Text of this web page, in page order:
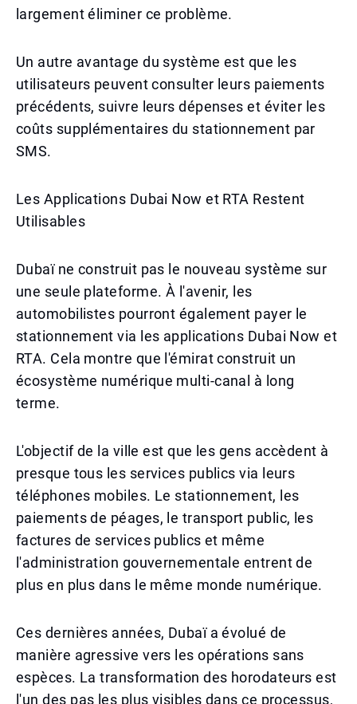
largement éliminer ce problème.
Un autre avantage du système est que les
utilisateurs peuvent consulter leurs paiements
précédents, suivre leurs dépenses et éviter les
coûts supplémentaires du stationnement par
SMS.
Les Applications Dubai Now et RTA Restent
Utilisables
Dubaï ne construit pas le nouveau système sur
une seule plateforme. À l'avenir, les
automobilistes pourront également payer le
stationnement via les applications Dubai Now et
RTA. Cela montre que l'émirat construit un
écosystème numérique multi-canal à long
terme.
L'objectif de la ville est que les gens accèdent à
presque tous les services publics via leurs
téléphones mobiles. Le stationnement, les
paiements de péages, le transport public, les
factures de services publics et même
l'administration gouvernementale entrent de
plus en plus dans le même monde numérique.
Ces dernières années, Dubaï a évolué de
manière agressive vers les opérations sans
espèces. La transformation des horodateurs est
l'un des pas les plus visibles dans ce processus,